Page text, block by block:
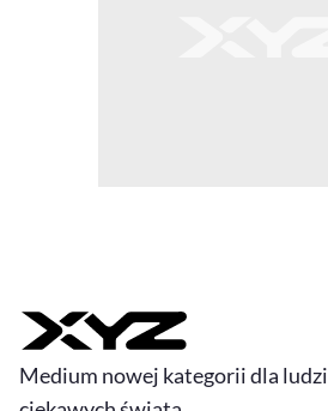
Medium nowej kategorii dla ludzi